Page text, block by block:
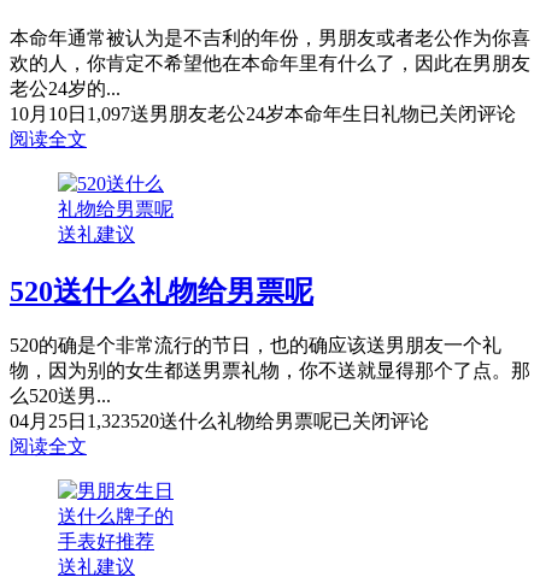
本命年通常被认为是不吉利的年份，男朋友或者老公作为你喜
欢的人，你肯定不希望他在本命年里有什么了，因此在男朋友
老公24岁的...
10月10日 1,097送男朋友老公24岁本命年生日礼物已关闭评论
阅读全文
送礼建议
520送什么礼物给男票呢
520的确是个非常流行的节日，也的确应该送男朋友一个礼
物，因为别的女生都送男票礼物，你不送就显得那个了点。那
么520送男...
04月25日 1,323520送什么礼物给男票呢已关闭评论
阅读全文
送礼建议